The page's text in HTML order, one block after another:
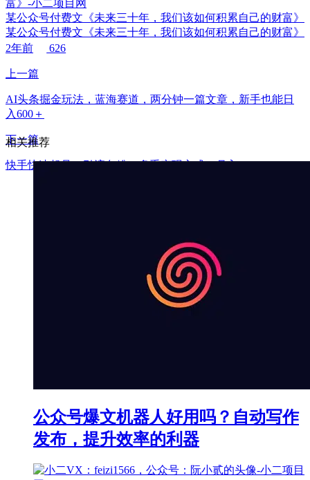
某公众号付费文《未来三十年，我们该如何积累自己的财富》
某公众号付费文《未来三十年，我们该如何积累自己的财富》
2年前
626
上一篇
AI头条掘金玩法，蓝海赛道，两分钟一篇文章，新手也能日
入600＋
下一篇
快手快速起号，引流色粉，多重变现方式，月入10000+
相关推荐
公众号爆文机器人好用吗？自动写作
发布，提升效率的利器